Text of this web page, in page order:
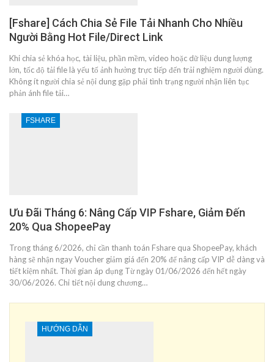
[Fshare] Cách Chia Sẻ File Tải Nhanh Cho Nhiều
Người Bằng Hot File/Direct Link
Khi chia sẻ khóa học, tài liệu, phần mềm, video hoặc dữ liệu dung lượng
lớn, tốc độ tải file là yếu tố ảnh hưởng trực tiếp đến trải nghiệm người dùng.
Không ít người chia sẻ nội dung gặp phải tình trạng người nhận liên tục
phản ánh file tải…
FSHARE
Ưu Đãi Tháng 6: Nâng Cấp VIP Fshare, Giảm Đến
20% Qua ShopeePay
Trong tháng 6/2026, chỉ cần thanh toán Fshare qua ShopeePay, khách
hàng sẽ nhận ngay Voucher giảm giá đến 20% để nâng cấp VIP dễ dàng và
tiết kiệm nhất. Thời gian áp dụng Từ ngày 01/06/2026 đến hết ngày
30/06/2026. Chi tiết nội dung chương…
HƯỚNG DẪN